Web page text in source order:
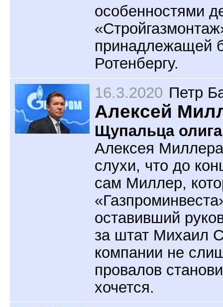
особенностями
принадлежащей
Ротенбергу.
16.3.2020 Петр
Алексей
Щупальца
Алексея
слухи, что до
сам Миллер,
оставивший
за штат Михаил
компании не
провалов
хочется.